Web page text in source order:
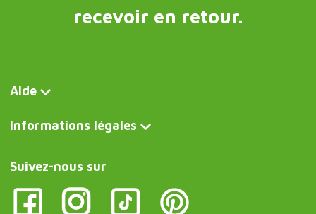
recevoir en retour.
Aide
Informations légales
Suivez-nous sur